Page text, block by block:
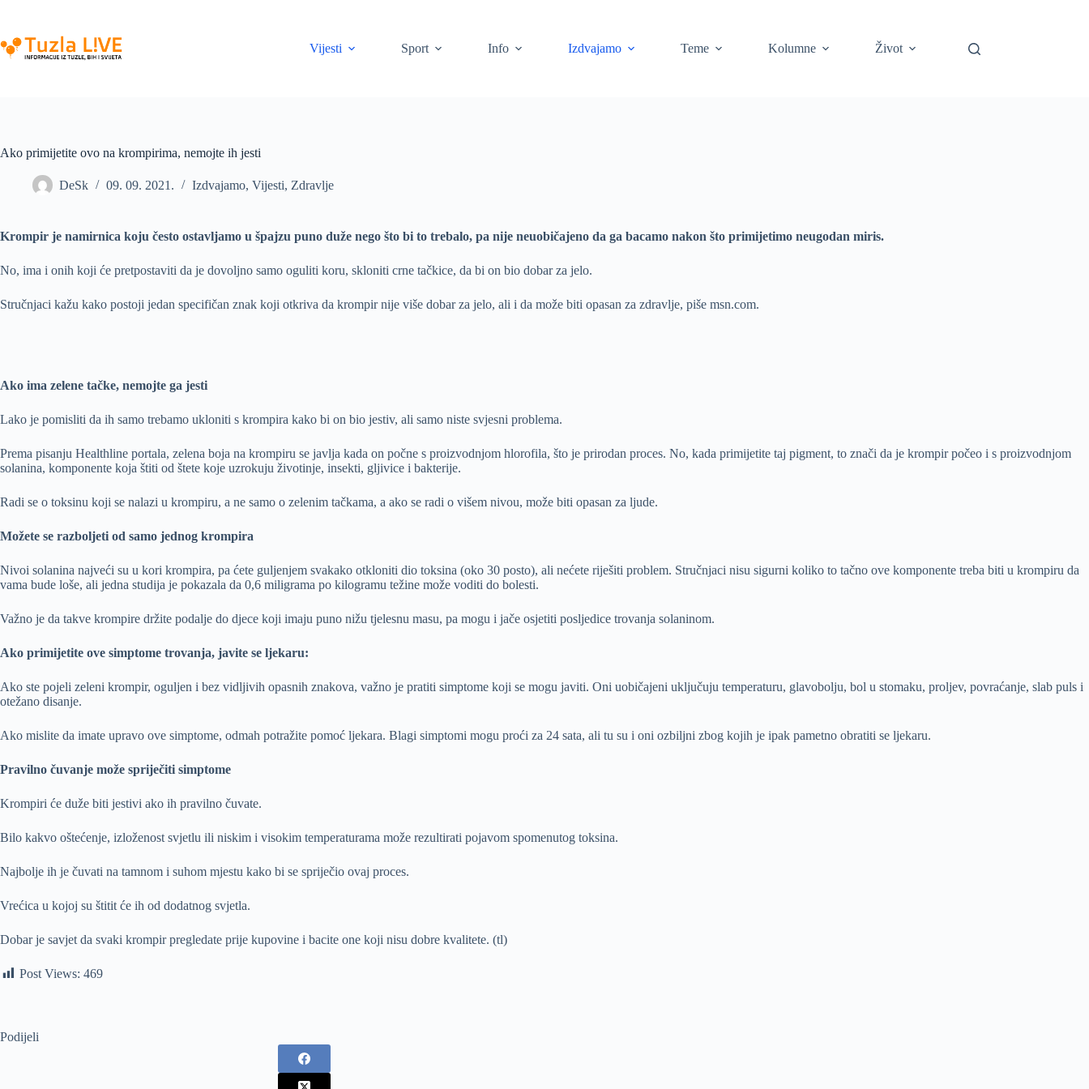
content
Vijesti
Sport Info Izdvajamo Teme Kolumne Život
Ako primijetite ovo na krompirima, nemojte ih jesti
DeSk 09. 09. 2021. Izdvajamo, Vijesti, Zdravlje
Krompir je namirnica koju često ostavljamo u špajzu puno duže nego što bi to trebalo, pa nije neuobičajeno da ga bacamo nakon što primijetimo neugodan miris.
No, ima i onih koji će pretpostaviti da je dovoljno samo oguliti koru, skloniti crne tačkice, da bi on bio dobar za jelo.
Stručnjaci kažu kako postoji jedan specifičan znak koji otkriva da krompir nije više dobar za jelo, ali i da može biti opasan za zdravlje, piše msn.com.
Ako ima zelene tačke, nemojte ga jesti
Lako je pomisliti da ih samo trebamo ukloniti s krompira kako bi on bio jestiv, ali samo niste svjesni problema.
Prema pisanju Healthline portala, zelena boja na krompiru se javlja kada on počne s proizvodnjom hlorofila, što je prirodan proces. No, kada primijetite taj pigment, to znači da je krompir počeo i s proizvodnjom
solanina, komponente koja štiti od štete koje uzrokuju životinje, insekti, gljivice i bakterije.
Radi se o toksinu koji se nalazi u krompiru, a ne samo o zelenim tačkama, a ako se radi o višem nivou, može biti opasan za ljude.
Možete se razboljeti od samo jednog krompira
Nivoi solanina najveći su u kori krompira, pa ćete guljenjem svakako otkloniti dio toksina (oko 30 posto), ali nećete riješiti problem. Stručnjaci nisu sigurni koliko to tačno ove komponente treba biti u krompiru da
vama bude loše, ali jedna studija je pokazala da 0,6 miligrama po kilogramu težine može voditi do bolesti.
Važno je da takve krompire držite podalje do djece koji imaju puno nižu tjelesnu masu, pa mogu i jače osjetiti posljedice trovanja solaninom.
Ako primijetite ove simptome trovanja, javite se ljekaru:
Ako ste pojeli zeleni krompir, oguljen i bez vidljivih opasnih znakova, važno je pratiti simptome koji se mogu javiti. Oni uobičajeni uključuju temperaturu, glavobolju, bol u stomaku, proljev, povraćanje, slab puls i
otežano disanje.
Ako mislite da imate upravo ove simptome, odmah potražite pomoć ljekara. Blagi simptomi mogu proći za 24 sata, ali tu su i oni ozbiljni zbog kojih je ipak pametno obratiti se ljekaru.
Pravilno čuvanje može spriječiti simptome
Krompiri će duže biti jestivi ako ih pravilno čuvate.
Bilo kakvo oštećenje, izloženost svjetlu ili niskim i visokim temperaturama može rezultirati pojavom spomenutog toksina.
Najbolje ih je čuvati na tamnom i suhom mjestu kako bi se spriječio ovaj proces.
Vrećica u kojoj su štitit će ih od dodatnog svjetla.
Dobar je savjet da svaki krompir pregledate prije kupovine i bacite one koji nisu dobre kvalitete. (tl)
Post Views: 469
Podijeli